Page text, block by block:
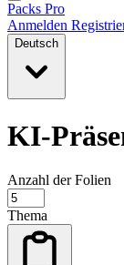
Packs Pro
Anmelden
Deutsch
KI-
Anzahl der Folien
Thema